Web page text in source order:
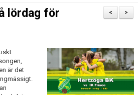
>
<
lördag för
är det